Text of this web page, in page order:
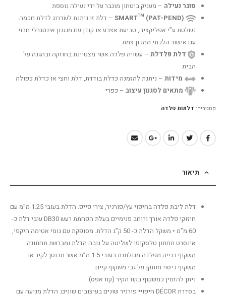
סוגר נעילה – מעניק ביטחון מוגבר על ידי נעילה נוספת
SMART™ (PAT-PEND) – דלת זו ניתנת לשדרוג לדלת חכמה
נשלטת ע”י אפליקציה, טביעת אצבע או קודן עם מנגנון אינטגרלי חבוי
עם אישור הלכתי ממכון צמת.
דלת פלדלת – עשויה פלדה אשר מצטיינת בחוזקה ובהגנה על
הבית
מידות – ניתנת להזמנה כדלת בודדת, דלת וחצי או כדלת כפולה
מתאים לסגנון עיצוב – כפרי
קטגוריה: דלתות פלדה
תיאור
דלת ליבת פלדה בחיפוי עץ/פורניר, צירי פייפ. הדלת בעובי 1.25 מ”מ עם
חיזוקי פלדה אורך ורוחב פנימיים בעלת הפחתת רעש DB30 עובי דלת כ-
60 מ”מ • משקל הדלת כ- 50 ק”ג הדלת. מסופקת עם גומי אטימה היקפי,
אינסרט תחתון טלסקופי לשליטה על גובה הדלת ומברשת תחתונה.
משקוף בנייה מפלדה מגולוונת בעובי 1.5 מ”מ אשר מבוטן לקיר או
משקוף כיסוי מותקן על גבי משקוף קיים.
ניתן להזמין כמשקוף בקוו הקיר (קוו אפס).
בסדרת DÉCOR חיפויי פורניר שונים בעיצובים שונים. הדלת מגיעה עם